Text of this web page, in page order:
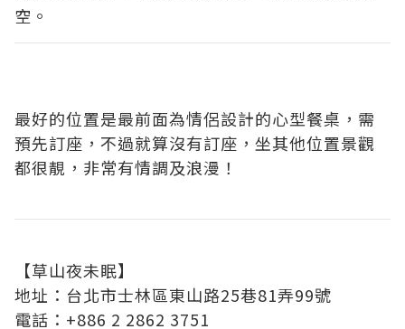
空。
最好的位置是最前面為情侶設計的心型餐桌，需
預先訂座，不過就算沒有訂座，坐其他位置景觀
都很靚，非常有情調及浪漫！
【草山夜未眠】
地址：台北市士林區東山路25巷81弄99號
電話：+886 2 2862 3751